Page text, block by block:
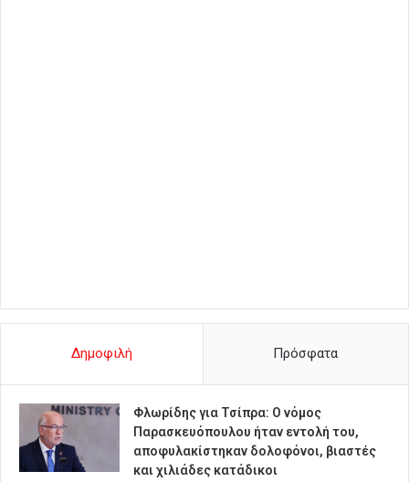
Δημοφιλή Πρόσφατα
Φλωρίδης για Τσίπρα: Ο νόμος
Παρασκευόπουλου ήταν εντολή του,
αποφυλακίστηκαν δολοφόνοι, βιαστές
και χιλιάδες κατάδικοι